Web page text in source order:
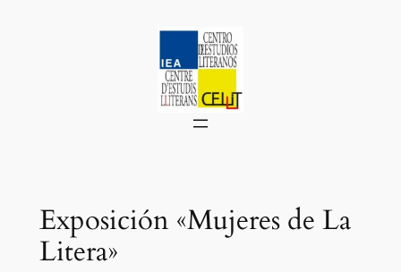
Exposición «Mujeres de La
Litera»